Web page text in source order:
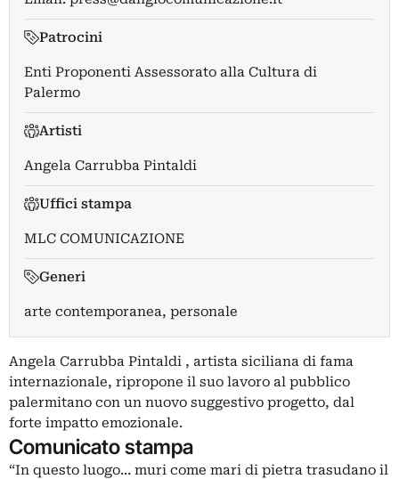
Patrocini
Enti Proponenti Assessorato alla Cultura di
Palermo
Artisti
Angela Carrubba Pintaldi
Uffici stampa
MLC COMUNICAZIONE
Generi
arte contemporanea, personale
Angela Carrubba Pintaldi , artista siciliana di fama
internazionale, ripropone il suo lavoro al pubblico
palermitano con un nuovo suggestivo progetto, dal
forte impatto emozionale.
Comunicato stampa
“In questo luogo… muri come mari di pietra trasudano il